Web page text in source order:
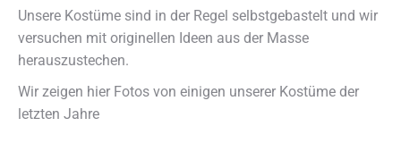
Unsere Kostüme sind in der Regel selbstgebastelt und wir
versuchen mit originellen Ideen aus der Masse
herauszustechen.
Wir zeigen hier Fotos von einigen unserer Kostüme der
letzten Jahre